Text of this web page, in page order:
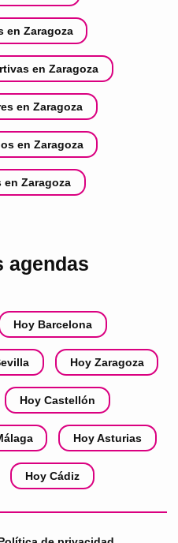
en Zaragoza
en Zaragoza
en Zaragoza
en Zaragoza
en Zaragoza
agendas
Hoy Barcelona
Hoy Zaragoza
Hoy Castellón
Hoy Asturias
Hoy Cádiz